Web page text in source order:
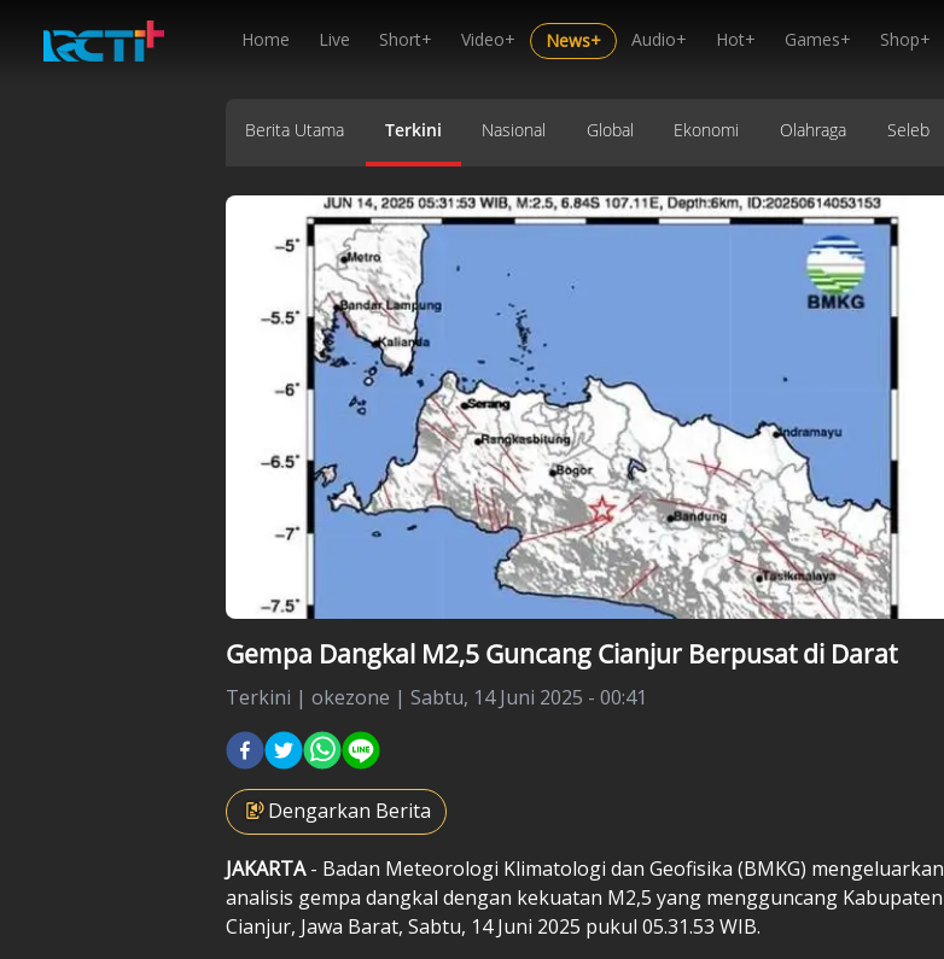
Home Live Short+ Video+ News+ Audio+ Hot+ Games+ Shop+
Berita Utama Terkini Nasional Global Ekonomi Olahraga Seleb
Gempa Dangkal M2,5 Guncang Cianjur Berpusat di Darat
Terkini | okezone | Sabtu, 14 Juni 2025 - 00:41
Dengarkan Berita
JAKARTA- Badan Meteorologi Klimatologi dan Geofisika (BMKG) mengeluarkan
analisis gempa dangkal dengan kekuatan M2,5 yang mengguncang Kabupaten
Cianjur, Jawa Barat, Sabtu, 14 Juni 2025 pukul 05.31.53 WIB.